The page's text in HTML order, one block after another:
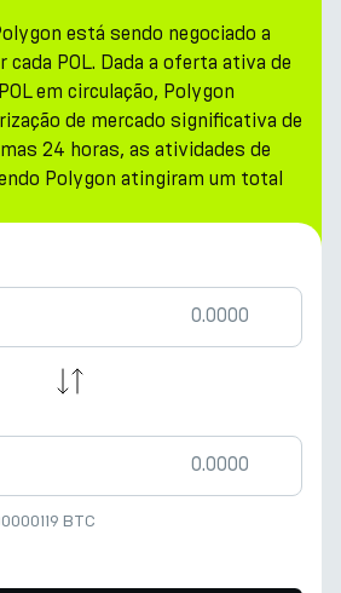
está sendo negociado a
cada POL. Dada a oferta ativa de
em circulação, Polygon
de mercado significativa de
24 horas, as atividades de
Polygon atingiram um total
BTC